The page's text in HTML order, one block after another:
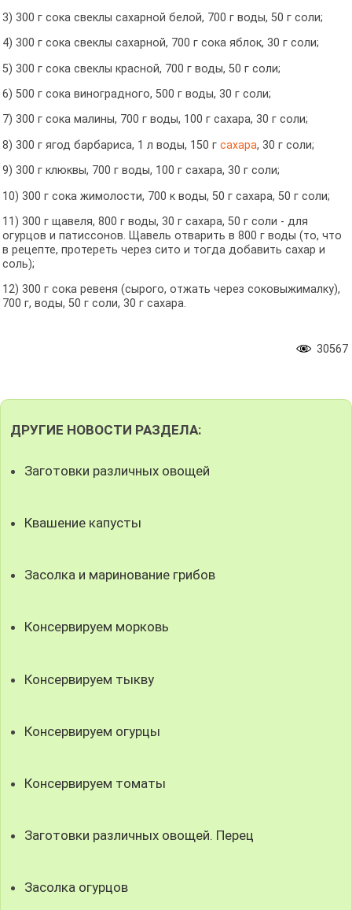
3) 300 г сока свеклы сахарной белой, 700 г воды, 50 г соли;
4) 300 г сока свеклы сахарной, 700 г сока яблок, 30 г соли;
5) 300 г сока свеклы красной, 700 г воды, 50 г соли;
6) 500 г сока виноградного, 500 г воды, 30 г соли;
7) 300 г сока малины, 700 г воды, 100 г сахара, 30 г соли;
8) 300 г ягод барбариса, 1 л воды, 150 г сахара, 30 г соли;
9) 300 г клюквы, 700 г воды, 100 г сахара, 30 г соли;
10) 300 г сока жимолости, 700 к воды, 50 г сахара, 50 г соли;
11) 300 г щавеля, 800 г воды, 30 г сахара, 50 г соли - для
огурцов и патиссонов. Щавель отварить в 800 г воды (то, что
в рецепте, протереть через сито и тогда добавить сахар и
соль);
12) 300 г сока ревеня (сырого, отжать через соковыжималку),
700 г, воды, 50 г соли, 30 г сахара.
30567
ДРУГИЕ НОВОСТИ РАЗДЕЛА:
Заготовки различных овощей
Квашение капусты
Засолка и маринование грибов
Консервируем морковь
Консервируем тыкву
Консервируем огурцы
Консервируем томаты
Заготовки различных овощей. Перец
Засолка огурцов